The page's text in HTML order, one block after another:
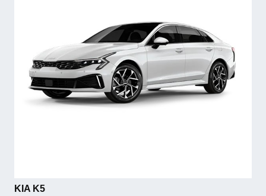
KIA K5